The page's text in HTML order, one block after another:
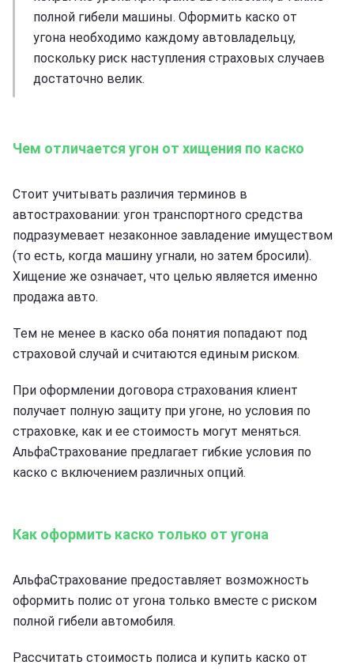
полной гибели машины. Оформить каско от
угона необходимо каждому автовладельцу,
поскольку риск наступления страховых случаев
достаточно велик.
Чем отличается угон от хищения по каско
Стоит учитывать различия терминов в
автостраховании: угон транспортного средства
подразумевает незаконное завладение имуществом
(то есть, когда машину угнали, но затем бросили).
Хищение же означает, что целью является именно
продажа авто.
Тем не менее в каско оба понятия попадают под
страховой случай и считаются единым риском.
При оформлении договора страхования клиент
получает полную защиту при угоне, но условия по
страховке, как и ее стоимость могут меняться.
АльфаСтрахование предлагает гибкие условия по
каско с включением различных опций.
Как оформить каско только от угона
АльфаСтрахование предоставляет возможность
оформить полис от угона только вместе с риском
полной гибели автомобиля.
Рассчитать стоимость полиса и купить каско от